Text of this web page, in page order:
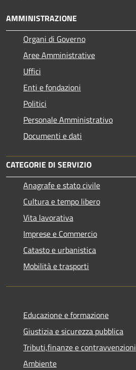
AMMINISTRAZIONE
Organi di Governo
Aree Amministrative
Uffici
Enti e fondazioni
Politici
Personale Amministrativo
Documenti e dati
CATEGORIE DI SERVIZIO
Anagrafe e stato civile
Cultura e tempo libero
Vita lavorativa
Imprese e Commercio
Catasto e urbanistica
Mobilità e trasporti
Educazione e formazione
Giustizia e sicurezza pubblica
Tributi,finanze e contravvenzioni
Ambiente